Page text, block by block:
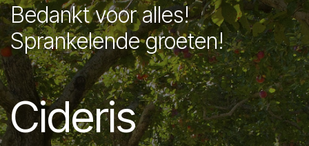
Bedankt voor alles!
Sprankelende groeten!
Cideris